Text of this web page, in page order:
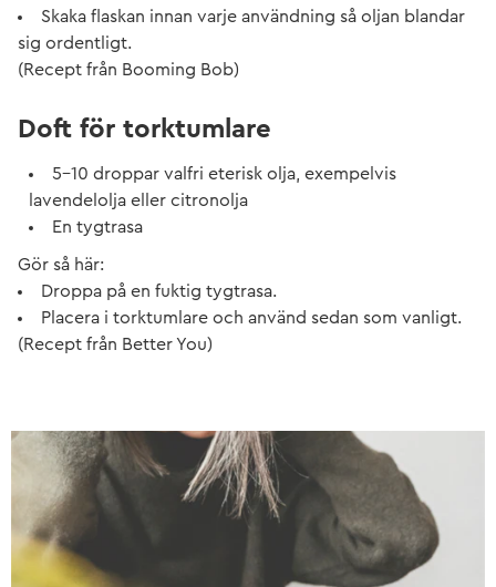
Skaka flaskan innan varje användning så oljan blandar
sig ordentligt.
(Recept från Booming Bob)
Doft för torktumlare
5–10 droppar valfri eterisk olja, exempelvis
lavendelolja eller citronolja
En tygtrasa
Gör så här:
Droppa på en fuktig tygtrasa.
Placera i torktumlare och använd sedan som vanligt.
(Recept från Better You)